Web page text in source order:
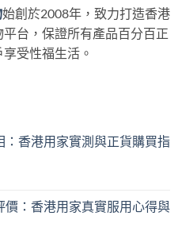
始創於2008年，致力打造香港
台，保證所有產品百分百正
受性福生活。
：香港用家實測與正貨購買指
價：香港用家真實服用心得與